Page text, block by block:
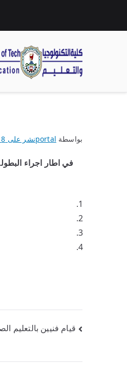
بواسطة portalنشر على 8 أبريل, 2013
قيام فنيين بالتعليم